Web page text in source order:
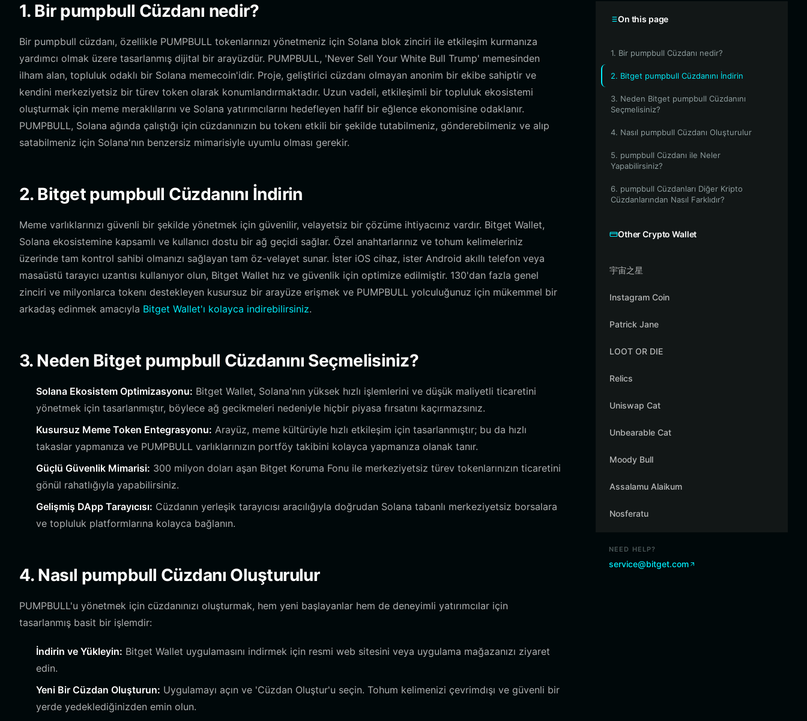
1. Bir pumpbull Cüzdanı nedir?
Bir pumpbull cüzdanı, özellikle PUMPBULL tokenlarınızı yönetmeniz için Solana blok zinciri ile etkileşim kurmanıza
yardımcı olmak üzere tasarlanmış dijital bir arayüzdür. PUMPBULL, 'Never Sell Your White Bull Trump' memesinden
ilham alan, topluluk odaklı bir Solana memecoin'idir. Proje, geliştirici cüzdanı olmayan anonim bir ekibe sahiptir ve
kendini merkeziyetsiz bir türev token olarak konumlandırmaktadır. Uzun vadeli, etkileşimli bir topluluk ekosistemi
oluşturmak için meme meraklılarını ve Solana yatırımcılarını hedefleyen hafif bir eğlence ekonomisine odaklanır.
PUMPBULL, Solana ağında çalıştığı için cüzdanınızın bu tokenı etkili bir şekilde tutabilmeniz, gönderebilmeniz ve alıp
satabilmeniz için Solana'nın benzersiz mimarisiyle uyumlu olması gerekir.
2. Bitget pumpbull Cüzdanını İndirin
Meme varlıklarınızı güvenli bir şekilde yönetmek için güvenilir, velayetsiz bir çözüme ihtiyacınız vardır. Bitget Wallet,
Solana ekosistemine kapsamlı ve kullanıcı dostu bir ağ geçidi sağlar. Özel anahtarlarınız ve tohum kelimeleriniz
üzerinde tam kontrol sahibi olmanızı sağlayan tam öz-velayet sunar. İster iOS cihaz, ister Android akıllı telefon veya
masaüstü tarayıcı uzantısı kullanıyor olun, Bitget Wallet hız ve güvenlik için optimize edilmiştir. 130'dan fazla genel
zinciri ve milyonlarca tokenı destekleyen kusursuz bir arayüze erişmek ve PUMPBULL yolculuğunuz için mükemmel bir
arkadaş edinmek amacıyla Bitget Wallet'ı kolayca indirebilirsiniz.
3. Neden Bitget pumpbull Cüzdanını Seçmelisiniz?
Solana Ekosistem Optimizasyonu: Bitget Wallet, Solana'nın yüksek hızlı işlemlerini ve düşük maliyetli ticaretini
yönetmek için tasarlanmıştır, böylece ağ gecikmeleri nedeniyle hiçbir piyasa fırsatını kaçırmazsınız.
Kusursuz Meme Token Entegrasyonu: Arayüz, meme kültürüyle hızlı etkileşim için tasarlanmıştır; bu da hızlı
takaslar yapmanıza ve PUMPBULL varlıklarınızın portföy takibini kolayca yapmanıza olanak tanır.
Güçlü Güvenlik Mimarisi: 300 milyon doları aşan Bitget Koruma Fonu ile merkeziyetsiz türev tokenlarınızın ticaretini
gönül rahatlığıyla yapabilirsiniz.
Gelişmiş DApp Tarayıcısı: Cüzdanın yerleşik tarayıcısı aracılığıyla doğrudan Solana tabanlı merkeziyetsiz borsalara
ve topluluk platformlarına kolayca bağlanın.
4. Nasıl pumpbull Cüzdanı Oluşturulur
PUMPBULL'u yönetmek için cüzdanınızı oluşturmak, hem yeni başlayanlar hem de deneyimli yatırımcılar için
tasarlanmış basit bir işlemdir:
İndirin ve Yükleyin: Bitget Wallet uygulamasını indirmek için resmi web sitesini veya uygulama mağazanızı ziyaret
edin.
Yeni Bir Cüzdan Oluşturun: Uygulamayı açın ve 'Cüzdan Oluştur'u seçin. Tohum kelimenizi çevrimdışı ve güvenli bir
yerde yedeklediğinizden emin olun.
On this page
1. Bir pumpbull Cüzdanı nedir?
2. Bitget pumpbull Cüzdanını İndirin
3. Neden Bitget pumpbull Cüzdanını
Seçmelisiniz?
4. Nasıl pumpbull Cüzdanı Oluşturulur
5. pumpbull Cüzdanı ile Neler
Yapabilirsiniz?
6. pumpbull Cüzdanları Diğer Kripto
Cüzdanlarından Nasıl Farklıdır?
Other Crypto Wallet
宇宙之星
Instagram Coin
Patrick Jane
LOOT OR DIE
Relics
Uniswap Cat
Unbearable Cat
Moody Bull
Assalamu Alaikum
Nosferatu
NEED HELP?
service@bitget.com